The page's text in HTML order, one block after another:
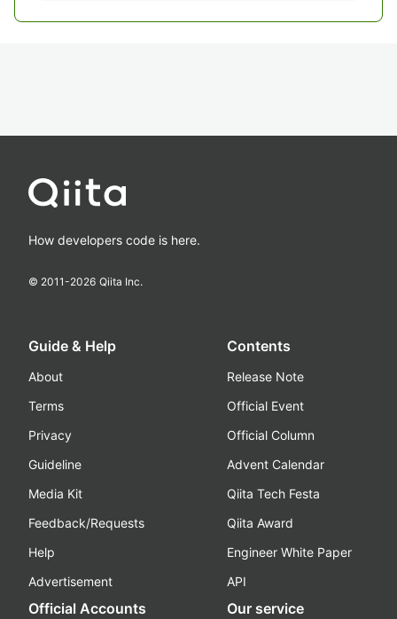
How developers code is here.
© 2011-2026 Qiita Inc.
Guide & Help
About
Terms
Privacy
Guideline
Media Kit
Feedback/Requests
Help
Advertisement
Contents
Release Note
Official Event
Official Column
Advent Calendar
Qiita Tech Festa
Qiita Award
Engineer White Paper
API
Official Accounts Our service